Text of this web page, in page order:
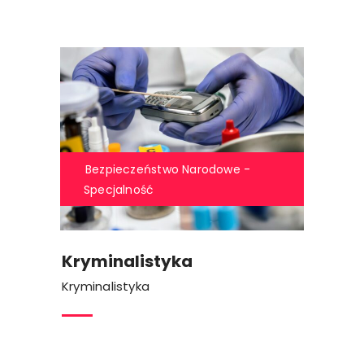
Bezpieczeństwo Narodowe -
Specjalność
Kryminalistyka
Kryminalistyka